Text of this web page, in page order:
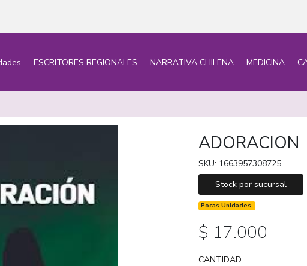
ESCRITORES REGIONALES NARRATIVA CHILENA MEDICINA
ADORACION
SKU: 1663957308725
Stock por sucursal
Pocas Unidades.
$ 17.000
CANTIDAD